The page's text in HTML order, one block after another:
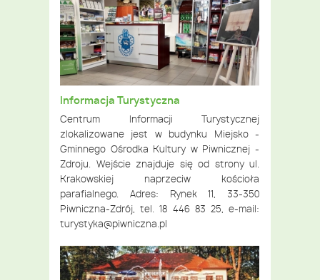
Informacja Turystyczna
Centrum Informacji Turystycznej
zlokalizowane jest w budynku Miejsko -
Gminnego Ośrodka Kultury w Piwnicznej -
Zdroju. Wejście znajduje się od strony ul.
Krakowskiej naprzeciw kościoła
parafialnego. Adres: Rynek 11, 33-350
Piwniczna-Zdrój, tel. 18 446 83 25, e-mail:
turystyka@piwniczna.pl